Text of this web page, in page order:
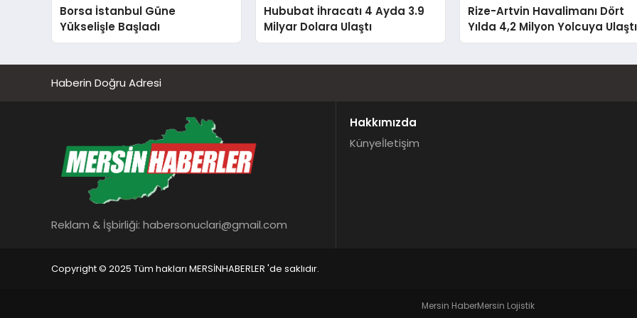
Borsa İstanbul Güne
Yükselişle Başladı
Hububat İhracatı 4 Ayda 3.9
Milyar Dolara Ulaştı
Rize-Artvin Havalimanı Dört
Yılda 4,2 Milyon Yolcuya Ulaştı
Haberin Doğru Adresi
Reklam & İşbirliği: habersonuclari@gmail.com
Hakkımızda
Künyeİletişim
Copyright © 2025 Tüm hakları MERSİNHABERLER 'de saklıdır.
Mersin HaberMersin Lojistik